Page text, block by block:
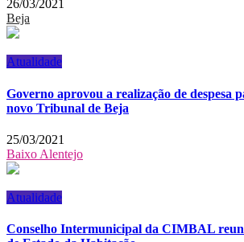
26/03/2021
Beja
Atualidade
Governo aprovou a realização de despesa
novo Tribunal de Beja
25/03/2021
Baixo Alentejo
Atualidade
Conselho Intermunicipal da CIMBAL